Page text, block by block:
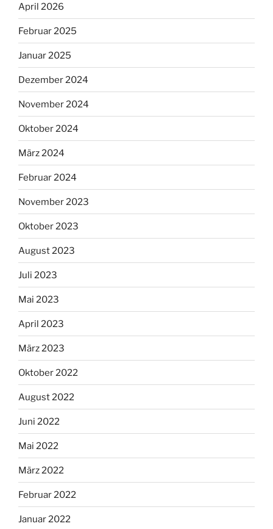
April 2026
Februar 2025
Januar 2025
Dezember 2024
November 2024
Oktober 2024
März 2024
Februar 2024
November 2023
Oktober 2023
August 2023
Juli 2023
Mai 2023
April 2023
März 2023
Oktober 2022
August 2022
Juni 2022
Mai 2022
März 2022
Februar 2022
Januar 2022